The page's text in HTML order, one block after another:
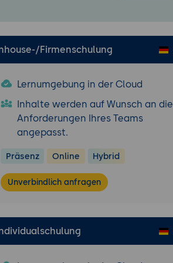
und
Inhalte
B2B-
LinkedIn;
nahe KMU
Standard, 1:1
H.264 oder
bis 3
häufig
Firmenschulung
Lernumgebung in der Cloud
Inhalte werden auf Wunsch an die
Anforderungen Ihres Teams
angepasst.
Präsenz Online Hybrid
Unverbindlich anfragen